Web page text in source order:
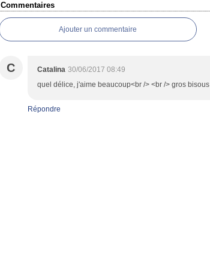
Commentaires
Ajouter un commentaire
C Catalina 30/06/2017 08:49
quel délice, j'aime beaucoup<br /> <br /> gros bisous
Répondre